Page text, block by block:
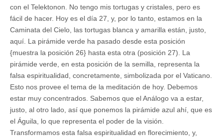
con el Telektonon. No tengo mis tortugas y cristales, pero es
fácil de hacer. Hoy es el día 27, y, por lo tanto, estamos en la
Caminata del Cielo, las tortugas blanca y amarilla están, justo,
aquí. La pirámide verde ha pasado desde esta posición
{muestra la posición 26} hasta esta otra (posición 27). La
pirámide verde, en esta posición de la semilla, representa la
falsa espiritualidad, concretamente, simbolizada por el Vaticano.
Esto nos provee el tema de la meditación de hoy. Debemos
estar muy concentrados. Sabemos que el Análogo va a estar,
justo, al otro lado, así que ponemos la pirámide azul ahí, que es
el Águila, lo que representa el poder de la visión.
Transformamos esta falsa espiritualidad en florecimiento, y,